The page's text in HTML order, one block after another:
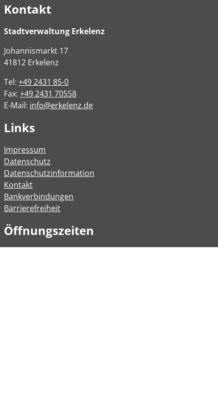
Kontakt
Stadtverwaltung Erkelenz
Johannismarkt 17
41812 Erkelenz
Tel: +49 2431 85-0
Fax: +49 2431 70558
E-Mail: info@erkelenz.de
Links
Impressum
Datenschutz
Datenschutzinformation
Kontakt
Bankverbindungen
Barrierefreiheit
Öffnungszeiten